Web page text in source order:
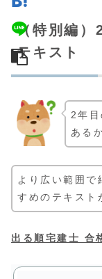
（特別編）
テキスト
2年
ある
より広い範囲で
すめのテキスト
出る順宅建士 合